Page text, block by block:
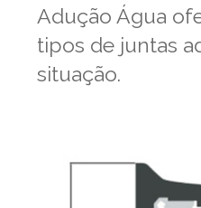
Adução Água
tipos de juntas
situação.